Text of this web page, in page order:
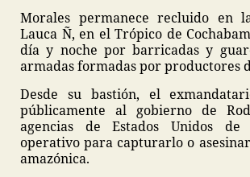
Morales permanece recluido en
Lauca Ñ, en el Trópico de
día y noche por barricadas y
armadas formadas por productores
Desde su bastión, el
públicamente al gobierno de
agencias de Estados Unidos
operativo para capturarlo o
amazónica.